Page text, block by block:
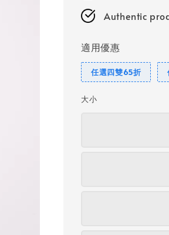
Authentic
適用優惠
任選四雙65折
大小